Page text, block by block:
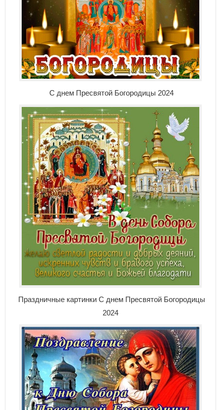
С днем Пресвятой Богородицы 2024
Праздничные картинки С днем Пресвятой Богородицы
2024